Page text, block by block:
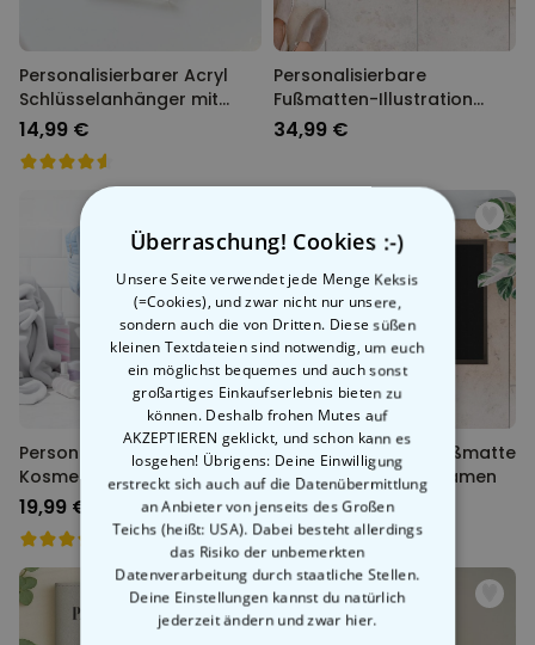
Personalisierbarer Acryl
Schlüsselanhänger mit
Foto und Song
14,99 €
Personalisierbare
Fußmatten-Illustration
Cartoon Familie
34,99 €
Personalisierbare
Kosmetiktasche mit Namen
19,99 €
Personalisierbare Fußmatte
mit Symbolen und Namen
34,99 €
Überraschung! Cookies :-)
Unsere Seite verwendet jede Menge Keksis
(=Cookies), und zwar nicht nur unsere,
sondern auch die von Dritten. Diese süßen
kleinen Textdateien sind notwendig, um euch
ein möglichst bequemes und auch sonst
großartiges Einkaufserlebnis bieten zu
können. Deshalb frohen Mutes auf
AKZEPTIEREN geklickt, und schon kann es
losgehen! Übrigens: Deine Einwilligung
erstreckt sich auch auf die Datenübermittlung
an Anbieter von jenseits des Großen
Teichs (heißt: USA). Dabei besteht allerdings
das Risiko der unbemerkten
Datenverarbeitung durch staatliche Stellen.
Deine Einstellungen kannst du natürlich
jederzeit ändern und zwar hier.